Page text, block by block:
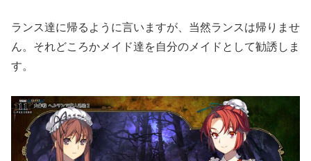
ランス達に帰るように言いますが、当然ランスは帰りませ
ん。それどころかメイド達を自分のメイドとして勧誘しま
す。